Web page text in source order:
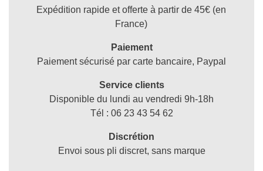
Expédition rapide et offerte à partir de 45€ (en
France)
Paiement
Paiement sécurisé par carte bancaire, Paypal
Service clients
Disponible du lundi au vendredi 9h-18h
Tél : 06 23 43 54 62
Discrétion
Envoi sous pli discret, sans marque